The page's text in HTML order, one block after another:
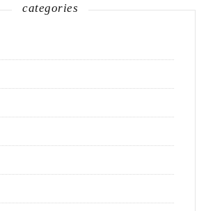
categories